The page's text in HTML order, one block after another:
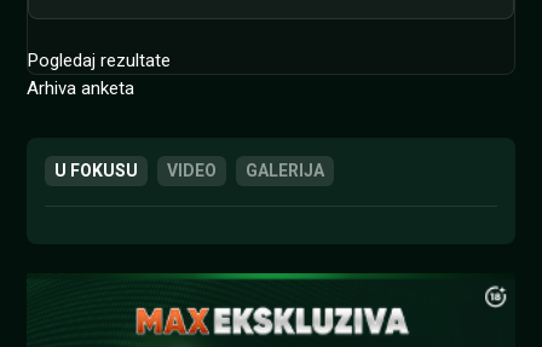
Pogledaj rezultate
Arhiva anketa
U FOKUSU VIDEO GALERIJA